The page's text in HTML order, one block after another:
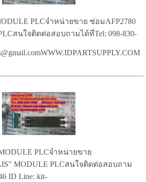
PLCจำหน่ายขาย ซ่อมAFP2780
สนใจติดต่อสอบถามได้ที่Tel: 098-830-
PLCจำหน่ายขาย
MODULE PLCสนใจติดต่อสอบถาม
ID Line: kit-